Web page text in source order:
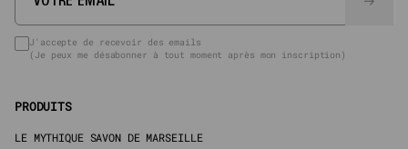
J'accepte de recevoir des emails
(Je peux me désabonner à tout moment après mon inscription)
PRODUITS
LE MYTHIQUE SAVON DE MARSEILLE